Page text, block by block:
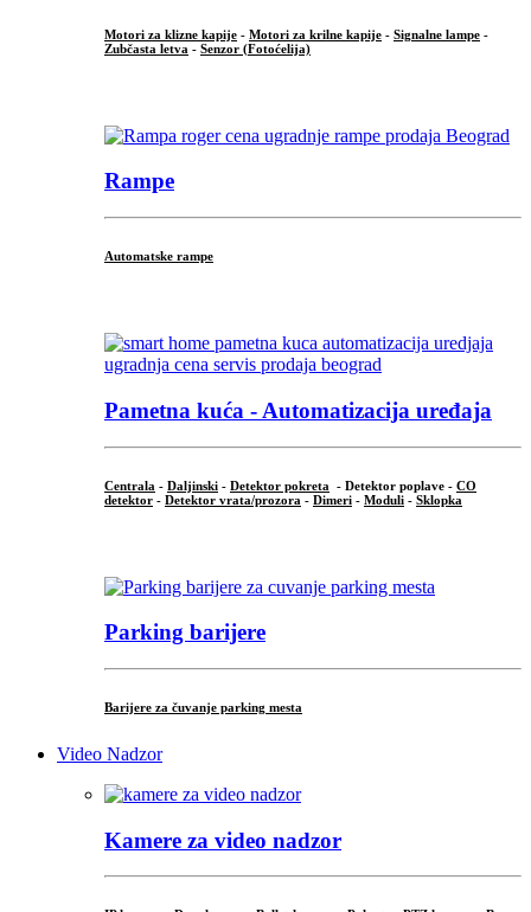
Motori za klizne kapije - Motori za krilne kapije - Signalne lampe -
Zubčasta letva - Senzor (Fotoćelija)
Rampe
Automatske rampe
Pametna kuća - Automatizacija uređaja
Centrala - Daljinski - Detektor pokreta - Detektor poplave - CO
detektor - Detektor vrata/prozora - Dimeri - Moduli - Sklopka
Parking barijere
Barijere za čuvanje parking mesta
Video Nadzor
Kamere za video nadzor